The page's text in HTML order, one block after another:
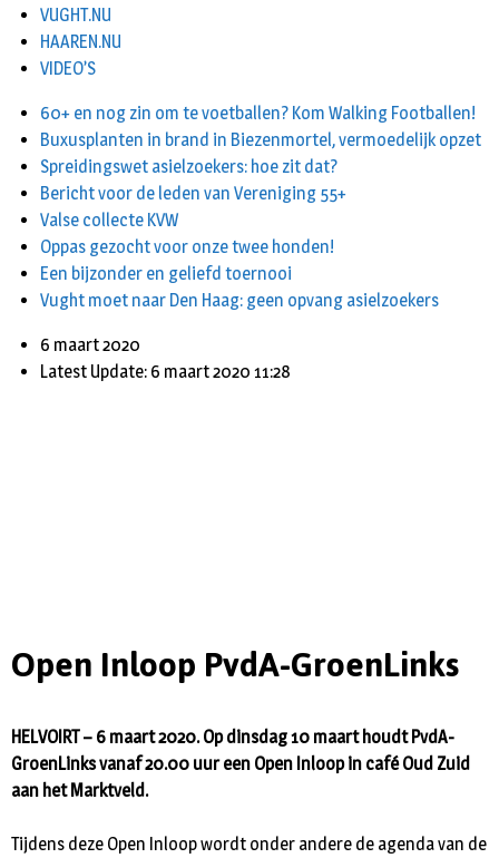
VUGHT.NU
HAAREN.NU
VIDEO’S
60+ en nog zin om te voetballen? Kom Walking Footballen!
Buxusplanten in brand in Biezenmortel, vermoedelijk opzet
Spreidingswet asielzoekers: hoe zit dat?
Bericht voor de leden van Vereniging 55+
Valse collecte KVW
Oppas gezocht voor onze twee honden!
Een bijzonder en geliefd toernooi
Vught moet naar Den Haag: geen opvang asielzoekers
6 maart 2020
Latest Update: 6 maart 2020 11:28
Open Inloop PvdA-GroenLinks
HELVOIRT – 6 maart 2020. Op dinsdag 10 maart houdt PvdA-
GroenLinks vanaf 20.00 uur een Open Inloop in café Oud Zuid
aan het Marktveld.
Tijdens deze Open Inloop wordt onder andere de agenda van de